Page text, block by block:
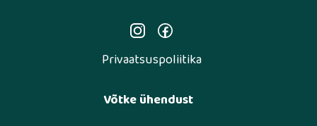
Privaatsuspoliitika
Võtke ühendust